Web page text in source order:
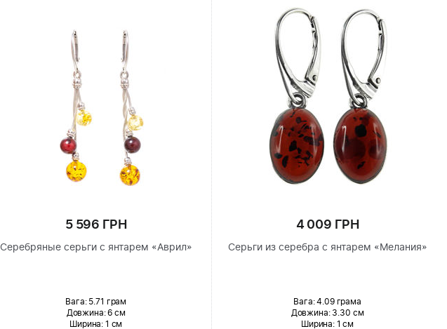
5 596 ГРН
Серебряные серьги с янтарем «Аврил»
Вага: 5.71 грам
Довжина:6 см
Ширина: 1 см
4 009 ГРН
Серьги из серебра с янтарем «Мелания»
Вага: 4.09 грама
Довжина:3.30 см
Ширина: 1 см